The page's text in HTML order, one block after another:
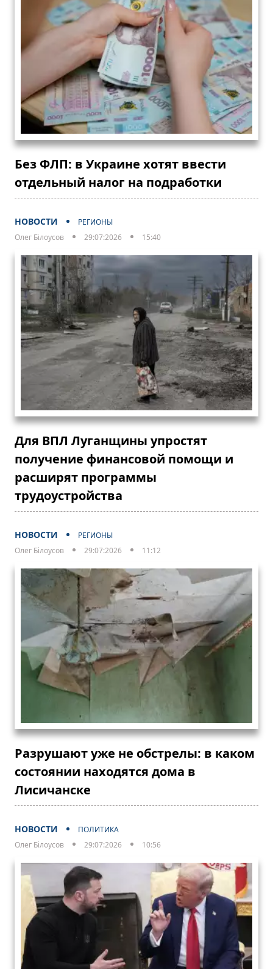
Без ФЛП: в Украине хотят ввести
отдельный налог на подработки
НОВОСТИ
РЕГИОНЫ
Олег Білоусов
29:07:2026 15:40
Для ВПЛ Луганщины упростят
получение финансовой помощи и
расширят программы
трудоустройства
НОВОСТИ
РЕГИОНЫ
Олег Білоусов
29:07:2026 11:12
Разрушают уже не обстрелы: в каком
состоянии находятся дома в
Лисичанске
НОВОСТИ
ПОЛИТИКА
Олег Білоусов
29:07:2026 10:56